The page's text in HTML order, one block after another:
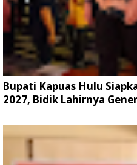
Bupati Kapuas Hulu
2027, Bidik Lahirnya